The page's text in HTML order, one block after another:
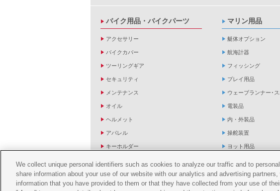
バイク用品・バイクパーツ
アクセサリー
バイクカバー
ツーリングギア
セキュリティ
メンテナンス
オイル
ヘルメット
アパレル
キーホルダー
バイク雑貨
YZF R1/R6レーシングキットパーツ
マリン用品
艇体オプション
航海計器
フィッシング
プレイ用品
ウェーブランナー･
電装品
内・外装品
操舵装置
ヨット用品
救命品・検査品
メンテナンス
We collect unique personal identifiers such as cookies to analyze our traffic and to
share information about your use of our website with our analytics and advertising
information that you have provided to them or that they have collected from your use of